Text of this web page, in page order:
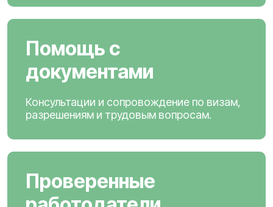
Помощь с
документами
Консультации и сопровождение по визам,
разрешениям и трудовым вопросам.
Проверенные